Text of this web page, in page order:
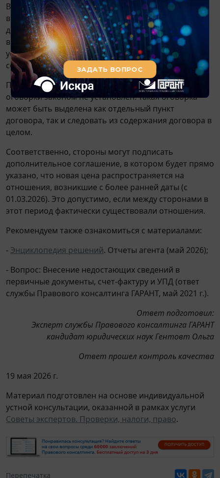
В свою очередь согласноп. 2 ст. 425ГК РФ стороны
вправе установить, что условия заключенного ими
договора применяются к их отношениям,
возникшим до заключения договора, если иное не
установлено законом или не вытекает из существа
соответствующих отношений.
Порядок включения в договор ретроспективной
оговорки законом не установлен. Такая оговорка
может быть выделена как отдельный пункт
договора, так и следовать из содержания договора в
целом.
Соответственно, стороны могут подписать
дополнительное соглашение, в котором будет прямо
указано, что новая цена распространяется на
отношения, возникшие с более ранней даты (с
01.03.2026). Это допустимо, если между сторонами в
этот период фактически существовали отношения.
Рекомендуем также ознакомиться с материалами:
- Энциклопедия решений. Отчеты агента (май 2026);
- Вопрос: Внесение недостающих сведений в
первичные документы, счет-фактуру и УПД (ответ
службы Правового консалтинга ГАРАНТ, май 2021 г.).
Ответ подготовил:
Эксперт службы Правового консалтинга ГАРАНТ
кандидат юридических наук Гентовт Ольга
Ответ прошел контроль качества
19 мая 2026 г.
Материал подготовлен на основе индивидуальной
устной консультации, оказанной в рамках услуги
Советы экспертов. Проверки, налоги, право.
Перепечатка